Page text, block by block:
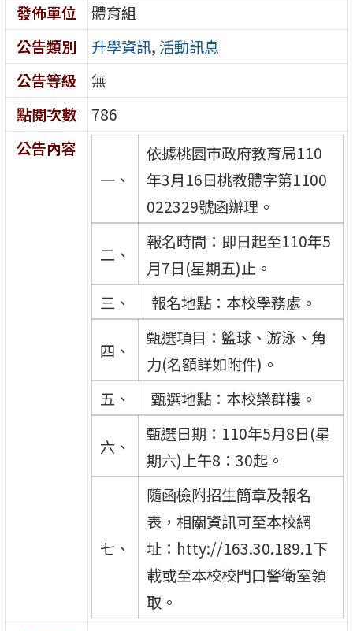
發佈單位
體育組
公告類別
升學資訊, 活動訊息
公告等級
無
點閱次數
786
公告內容
一、
依據桃園市政府教育局110
年3月16日桃教體字第1100
022329號函辦理。
二、
報名時間：即日起至110年5
月7日(星期五)止。
三、
報名地點：本校學務處。
四、
甄選項目：籃球、游泳、角
力(名額詳如附件)。
五、
甄選地點：本校樂群樓。
六、
甄選日期：110年5月8日(星
期六)上午8：30起。
七、
隨函檢附招生簡章及報名
表，相關資訊可至本校網
址：htty://163.30.189.1下
載或至本校校門口警衛室領
取。